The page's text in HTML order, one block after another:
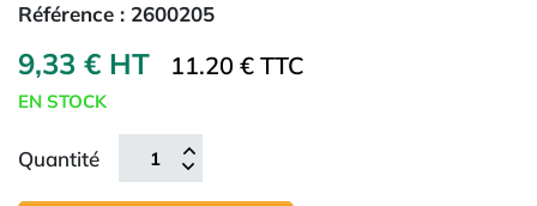
Référence : 2600205
9,33 € HT 11.20 € TTC
EN STOCK
Quantité